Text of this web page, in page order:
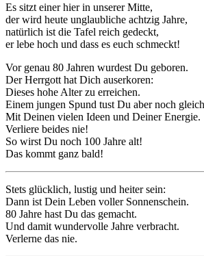
Es sitzt einer hier in unserer Mitte,
der wird heute unglaubliche achtzig Jahre,
natürlich ist die Tafel reich gedeckt,
er lebe hoch und dass es euch schmeckt!
Vor genau 80 Jahren wurdest Du geboren.
Der Herrgott hat Dich auserkoren:
Dieses hohe Alter zu erreichen.
Einem jungen Spund tust Du aber noch
Mit Deinen vielen Ideen und Deiner Energie.
Verliere beides nie!
So wirst Du noch 100 Jahre alt!
Das kommt ganz bald!
Stets glücklich, lustig und heiter sein:
Dann ist Dein Leben voller Sonnenschein.
80 Jahre hast Du das gemacht.
Und damit wundervolle Jahre verbracht.
Verlerne das nie.